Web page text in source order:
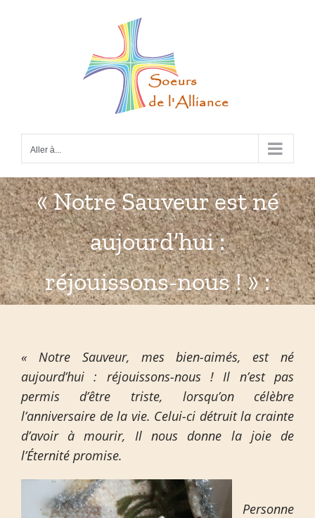
Aller à...
« Notre Sauveur est né
aujourd’hui :
réjouissons-nous ! » :
« Notre Sauveur, mes bien-aimés, est né
aujourd’hui : réjouissons-nous ! Il n’est pas
permis d’être triste, lorsqu’on célèbre
l’anniversaire de la vie. Celui-ci détruit la crainte
d’avoir à mourir, Il nous donne la joie de
l’Éternité promise.
Personne